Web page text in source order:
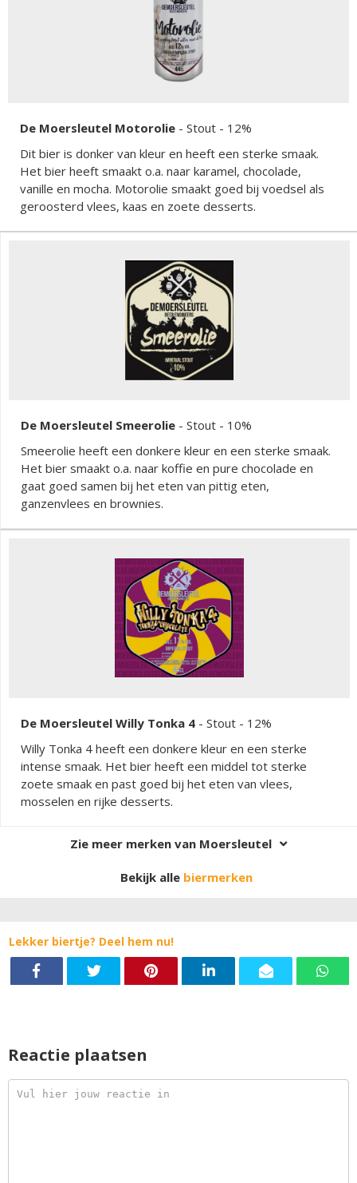
De Moersleutel Motorolie - Stout - 12%
Dit bier is donker van kleur en heeft een sterke smaak.
Het bier heeft smaakt o.a. naar karamel, chocolade,
vanille en mocha. Motorolie smaakt goed bij voedsel als
geroosterd vlees, kaas en zoete desserts.
De Moersleutel Smeerolie - Stout - 10%
Smeerolie heeft een donkere kleur en een sterke smaak.
Het bier smaakt o.a. naar koffie en pure chocolade en
gaat goed samen bij het eten van pittig eten,
ganzenvlees en brownies.
De Moersleutel Willy Tonka 4 - Stout - 12%
Willy Tonka 4 heeft een donkere kleur en een sterke
intense smaak. Het bier heeft een middel tot sterke
zoete smaak en past goed bij het eten van vlees,
mosselen en rijke desserts.
Zie meer merken van Moersleutel
Bekijk alle biermerken
Lekker biertje? Deel hem nu!
Reactie plaatsen